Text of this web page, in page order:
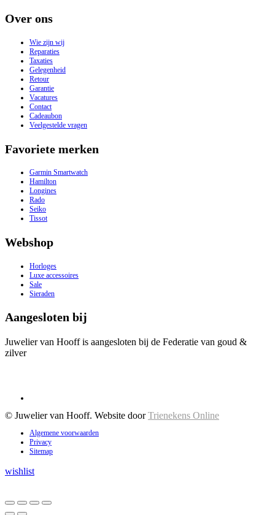
Over ons
Wie zijn wij
Reparaties
Taxaties
Gelegenheid
Retour
Garantie
Vacatures
Contact
Cadeaubon
Veelgestelde vragen
Favoriete merken
Garmin Smartwatch
Hamilton
Longines
Rado
Seiko
Tissot
Webshop
Horloges
Luxe accessoires
Sale
Sieraden
Aangesloten bij
Juwelier van Hooff is aangesloten bij de Federatie van goud &
zilver
© Juwelier van Hooff. Website doorTrienekens Online
Algemene voorwaarden
Privacy
Sitemap
wishlist